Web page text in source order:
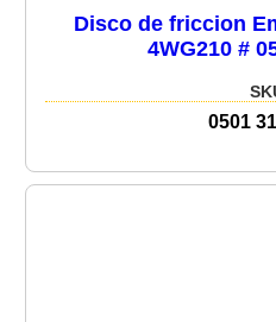
Disco de friccion
4WG210 #
0501